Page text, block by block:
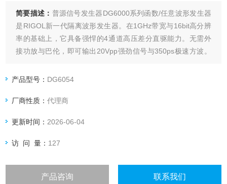
简要描述： 普源信号发生器DG6000系列函数/任意波形发生器
是RIGOL新一代隔离波形发生器。在1GHz带宽与16bit高分辨
率的基础上，它具备强悍的4通道高压差分直驱能力。无需外
接功放与巴伦，即可输出20Vpp强劲信号与350ps极速方波。
为您提供纯净、强劲的测试激励。
产品型号： DG6054
厂商性质：代理商
更新时间： 2026-06-04
访 问 量： 127
产品咨询 联系我们